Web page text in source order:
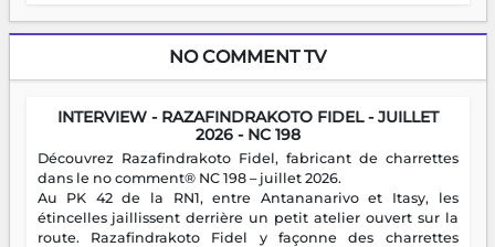
NO COMMENT TV
INTERVIEW - RAZAFINDRAKOTO FIDEL - JUILLET
2026 - NC 198
Découvrez Razafindrakoto Fidel, fabricant de charrettes
dans le no comment® NC 198 – juillet 2026.
Au PK 42 de la RN1, entre Antananarivo et Itasy, les
étincelles jaillissent derrière un petit atelier ouvert sur la
route. Razafindrakoto Fidel y façonne des charrettes